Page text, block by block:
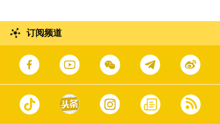
订阅频道